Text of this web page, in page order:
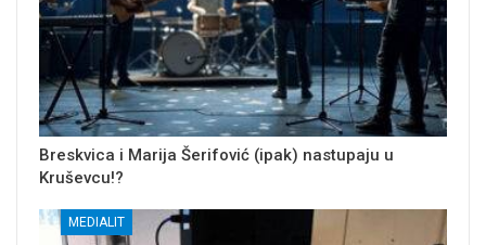
Breskvica i Marija Šerifović (ipak) nastupaju u
Kruševcu!?
MEDIALIT